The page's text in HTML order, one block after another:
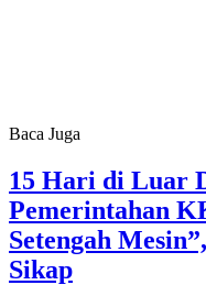
Baca Juga
15 Hari di Luar
Pemerintahan
Setengah
Sikap